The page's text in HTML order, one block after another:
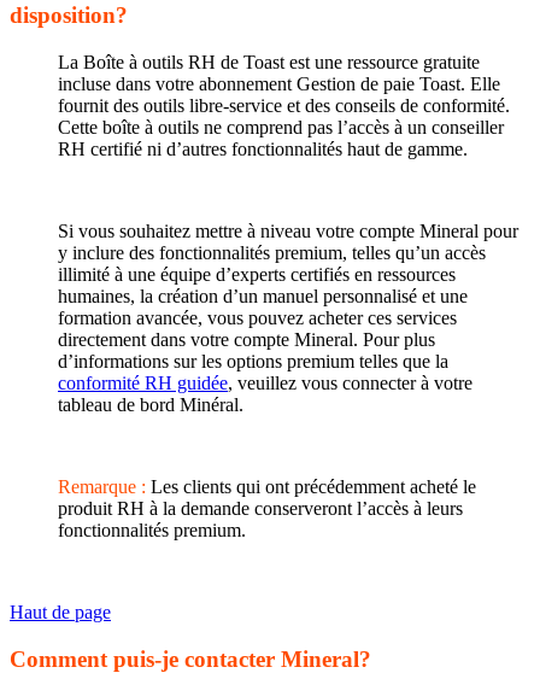
disposition?
La Boîte à outils RH de Toast est une ressource gratuite
incluse dans votre abonnement Gestion de paie Toast. Elle
fournit des outils libre-service et des conseils de conformité.
Cette boîte à outils ne comprend pas l’accès à un conseiller
RH certifié ni d’autres fonctionnalités haut de gamme.
Si vous souhaitez mettre à niveau votre compte Mineral pour
y inclure des fonctionnalités premium, telles qu’un accès
illimité à une équipe d’experts certifiés en ressources
humaines, la création d’un manuel personnalisé et une
formation avancée, vous pouvez acheter ces services
directement dans votre compte Mineral. Pour plus
d’informations sur les options premium telles que la
conformité RH guidée, veuillez vous connecter à votre
tableau de bord Minéral.
Remarque : Les clients qui ont précédemment acheté le
produit RH à la demande conserveront l’accès à leurs
fonctionnalités premium.
Haut de page
Comment puis-je contacter Mineral?